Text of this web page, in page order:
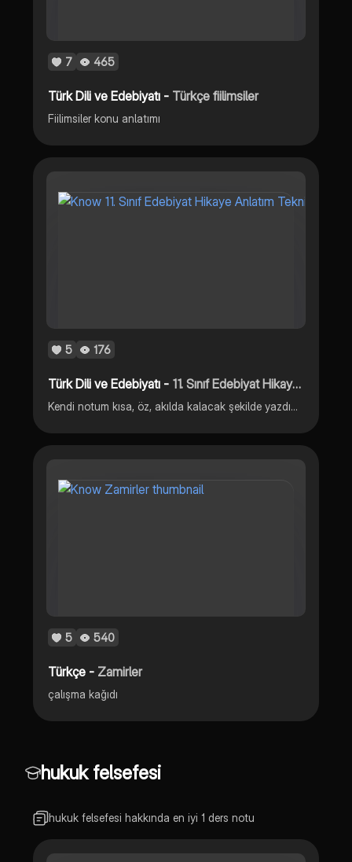
7 465
Türk Dili ve Edebiyatı - Türkçe fiilimsiler
Fiilimsiler konu anlatımı
5 176
Türk Dili ve Edebiyatı - 11. Sınıf Edebiyat Hikaye Anlatım Teknikleri
Kendi notum kısa, öz, akılda kalacak şekilde yazdım, iyi dersler:)
5 540
Türkçe - Zamirler
çalışma kağıdı
hukuk felsefesi
hukuk felsefesi hakkında en iyi 1 ders notu